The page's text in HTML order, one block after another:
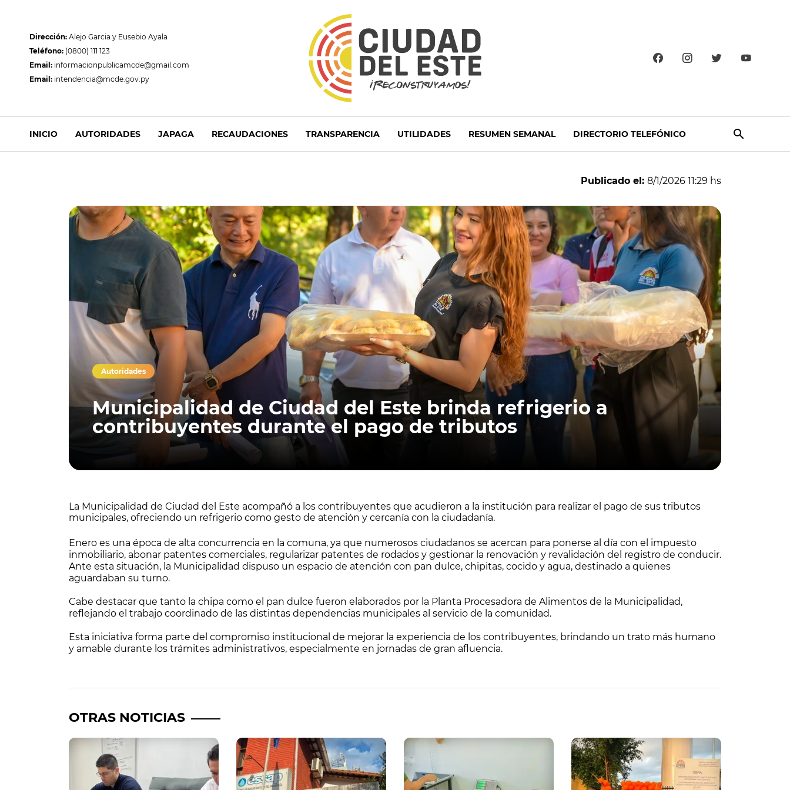
Dirección: Alejo Garcia y Eusebio Ayala
Teléfono: (0800) 111 123
Email: informacionpublicamcde@gmail.com
Email: intendencia@mcde.gov.py
INICIO AUTORIDADES JAPAGA RECAUDACIONES TRANSPARENCIA UTILIDADES RESUMEN SEMANAL DIRECTORIO TELEFÓNICO
Publicado el: 8/1/2026 11:29 hs
Autoridades
Municipalidad de Ciudad del Este brinda refrigerio a
contribuyentes durante el pago de tributos
La Municipalidad de Ciudad del Este acompañó a los contribuyentes que acudieron a la institución para realizar el pago de sus tributos
municipales, ofreciendo un refrigerio como gesto de atención y cercanía con la ciudadanía.
Enero es una época de alta concurrencia en la comuna, ya que numerosos ciudadanos se acercan para ponerse al día con el impuesto
inmobiliario, abonar patentes comerciales, regularizar patentes de rodados y gestionar la renovación y revalidación del registro de conducir.
Ante esta situación, la Municipalidad dispuso un espacio de atención con pan dulce, chipitas, cocido y agua, destinado a quienes
aguardaban su turno.
Cabe destacar que tanto la chipa como el pan dulce fueron elaborados por la Planta Procesadora de Alimentos de la Municipalidad,
reflejando el trabajo coordinado de las distintas dependencias municipales al servicio de la comunidad.
Esta iniciativa forma parte del compromiso institucional de mejorar la experiencia de los contribuyentes, brindando un trato más humano
y amable durante los trámites administrativos, especialmente en jornadas de gran afluencia.
OTRAS NOTICIAS